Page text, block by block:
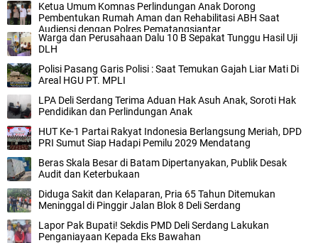
Ketua Umum Komnas Perlindungan Anak Dorong
Pembentukan Rumah Aman dan Rehabilitasi ABH Saat
Audiensi dengan Polres Pematangsiantar
Warga dan Perusahaan Dalu 10 B Sepakat Tunggu Hasil Uji
DLH
Polisi Pasang Garis Polisi : Saat Temukan Gajah Liar Mati Di
Areal HGU PT. MPLI
LPA Deli Serdang Terima Aduan Hak Asuh Anak, Soroti Hak
Pendidikan dan Perlindungan Anak
HUT Ke-1 Partai Rakyat Indonesia Berlangsung Meriah, DPD
PRI Sumut Siap Hadapi Pemilu 2029 Mendatang
Beras Skala Besar di Batam Dipertanyakan, Publik Desak
Audit dan Keterbukaan
Diduga Sakit dan Kelaparan, Pria 65 Tahun Ditemukan
Meninggal di Pinggir Jalan Blok 8 Deli Serdang
Lapor Pak Bupati! Sekdis PMD Deli Serdang Lakukan
Penganiayaan Kepada Eks Bawahan ‎